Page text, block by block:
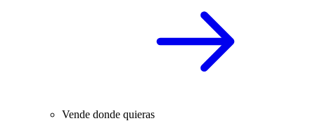
Vende donde quieras